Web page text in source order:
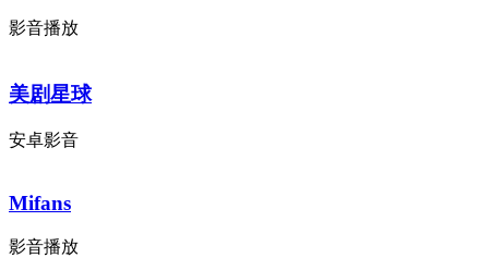
影音播放
美剧星球
安卓影音
Mifans
影音播放